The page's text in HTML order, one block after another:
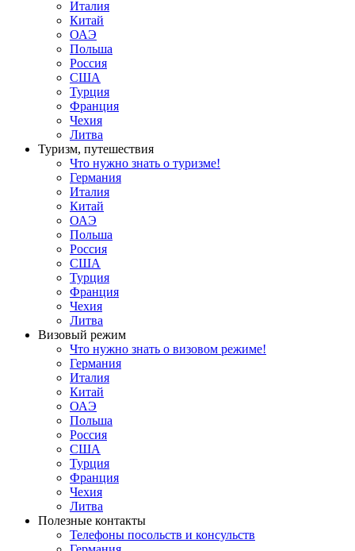
Италия
Китай
ОАЭ
Польша
Россия
США
Турция
Франция
Чехия
Литва
Туризм, путешествия
Что нужно знать о туризме!
Германия
Италия
Китай
ОАЭ
Польша
Россия
США
Турция
Франция
Чехия
Литва
Визовый режим
Что нужно знать о визовом режиме!
Германия
Италия
Китай
ОАЭ
Польша
Россия
США
Турция
Франция
Чехия
Литва
Полезные контакты
Телефоны посольств и консульств